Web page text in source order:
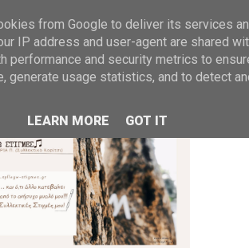
from Google to deliver its services
IP address and user-agent are shared
performance and security metrics to
generate usage statistics, and to detect
LEARN MORE
GOT IT